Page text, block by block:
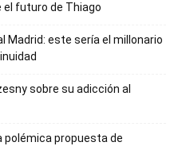
el futuro de Thiago
Madrid: este sería el millonario
sobre su adicción al
polémica propuesta de